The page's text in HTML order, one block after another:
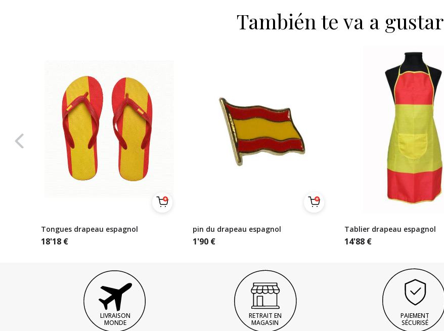
También te va a gustar
Tongues drapeau espagnol
18'18 €
pin du drapeau espagnol
1'90 €
Tablier drapeau espagnol
14'88 €
LIVRAISON
MONDE
RETRAIT EN
MAGASIN
PAIEMENT
SÉCURISÉ